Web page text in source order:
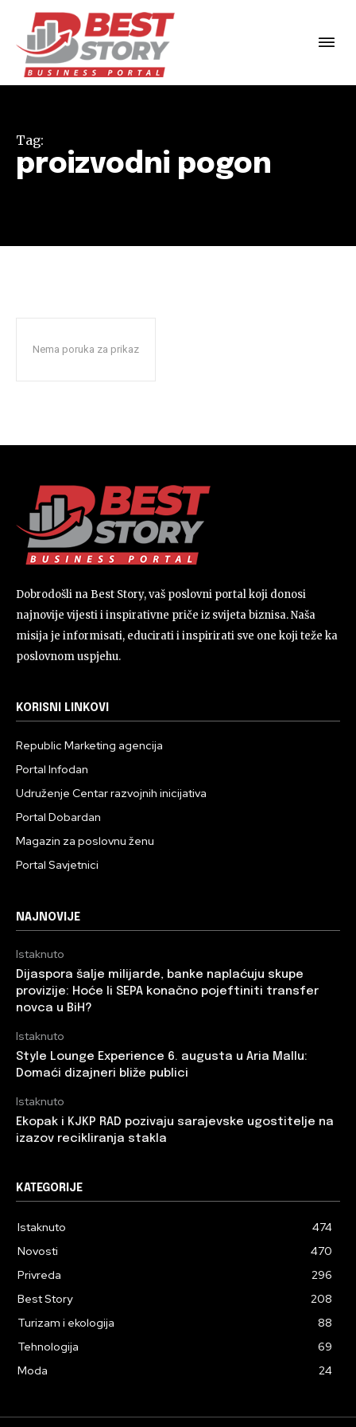
Tag:
proizvodni pogon
Nema poruka za prikaz
Dobrodošli na Best Story, vaš poslovni portal koji donosi
najnovije vijesti i inspirativne priče iz svijeta biznisa. Naša
misija je informisati, educirati i inspirirati sve one koji teže ka
poslovnom uspjehu.
KORISNI LINKOVI
Republic Marketing agencija
Portal Infodan
Udruženje Centar razvojnih inicijativa
Portal Dobardan
Magazin za poslovnu ženu
Portal Savjetnici
NAJNOVIJE
Istaknuto
Dijaspora šalje milijarde, banke naplaćuju skupe
provizije: Hoće li SEPA konačno pojeftiniti transfer
novca u BiH?
Istaknuto
Style Lounge Experience 6. augusta u Aria Mallu:
Domaći dizajneri bliže publici
Istaknuto
Ekopak i KJKP RAD pozivaju sarajevske ugostitelje na
izazov recikliranja stakla
KATEGORIJE
Istaknuto
474
Novosti
470
Privreda
296
Best Story
208
Turizam i ekologija
88
Tehnologija
69
Moda
24